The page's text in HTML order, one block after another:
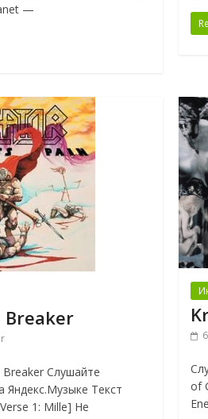
—
Слушайте
Текст
1: Mille] He
of